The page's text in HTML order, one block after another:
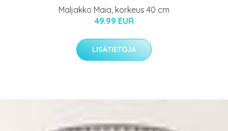
Maljakko Maia, korkeus 40 cm
49.99 EUR
LISÄTIETOJA